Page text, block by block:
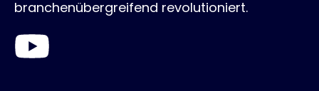
branchenübergreifend revolutioniert.